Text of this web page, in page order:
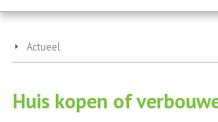
Actueel
Huis kopen of